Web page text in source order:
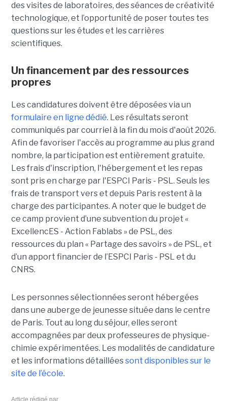
des visites de laboratoires, des séances de créativité
technologique, et l’opportunité de poser toutes tes
questions sur les études et les carrières
scientifiques.
Un financement par des ressources
propres
Les candidatures doivent être déposées via un
formulaire en ligne dédié. Les résultats seront
communiqués par courriel à la fin du mois d'août 2026.
Afin de favoriser l'accès au programme au plus grand
nombre, la participation est entièrement gratuite.
Les frais d'inscription, l'hébergement et les repas
sont pris en charge par l'ESPCI Paris - PSL. Seuls les
frais de transport vers et depuis Paris restent à la
charge des participantes. A noter que le budget de
ce camp provient d’une subvention du projet «
ExcellencES - Action Fablabs » de PSL, des
ressources du plan « Partage des savoirs » de PSL, et
d’un apport financier de l’ESPCI Paris - PSL et du
CNRS.
Les personnes sélectionnées seront hébergées
dans une auberge de jeunesse située dans le centre
de Paris. Tout au long du séjour, elles seront
accompagnées par deux professeures de physique-
chimie expérimentées. Les modalités de candidature
et les informations détailléessont disponibles sur le
site de l’école.